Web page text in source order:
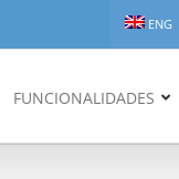
ENG
FUNCIONALIDADES